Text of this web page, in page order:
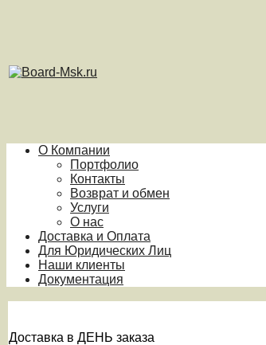
О Компании
Портфолио
Контакты
Возврат и обмен
Услуги
О нас
Доставка и Оплата
Для Юридических Лиц
Наши клиенты
Документация
Доставка в ДЕНЬ заказа